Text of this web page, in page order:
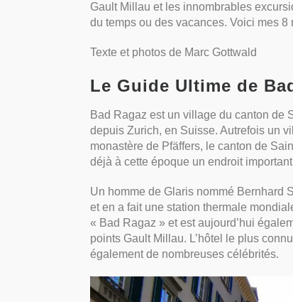
Gault Millau et les innombrables
du temps ou des vacances. Voici mes
Texte et photos de Marc Gottwald
Le Guide Ultime de
Bad Ragaz est un village du canton de
depuis Zurich, en Suisse. Autrefois un
monastère de Pfäffers, le canton de
déjà à cette époque un endroit
Un homme de Glaris nommé Bernhard
et en a fait une station thermale
« Bad Ragaz » et est aujourd’hui
points Gault Millau. L’hôtel le plus
également de nombreuses célébrités.